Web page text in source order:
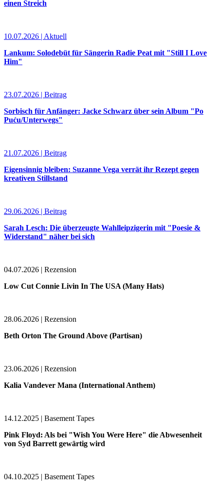
einen Streich
10.07.2026 | Aktuell
Lankum: Solodebüt für Sängerin Radie Peat mit "Still I Love
Him"
23.07.2026 | Beitrag
Sorbisch für Anfänger: Jacke Schwarz über sein Album "Po
Puću/Unterwegs"
21.07.2026 | Beitrag
Eigensinnig bleiben: Suzanne Vega verrät ihr Rezept gegen
kreativen Stillstand
29.06.2026 | Beitrag
Sarah Lesch: Die überzeugte Wahlleipzigerin mit "Poesie &
Widerstand" näher bei sich
04.07.2026 | Rezension
Low Cut Connie Livin In The USA (Many Hats)
28.06.2026 | Rezension
Beth Orton The Ground Above (Partisan)
23.06.2026 | Rezension
Kalia Vandever Mana (International Anthem)
14.12.2025 | Basement Tapes
Pink Floyd: Als bei "Wish You Were Here" die Abwesenheit
von Syd Barrett gewärtig wird
04.10.2025 | Basement Tapes